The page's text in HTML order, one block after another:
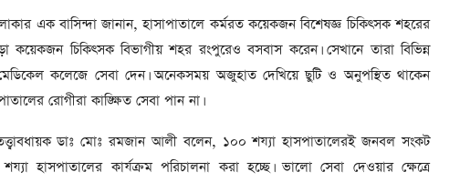
এক বাসিন্দা জানান, হাসাপাতালে কর্মরত কয়েকজন বিশেষজ্ঞ চিকিৎসক শহরের
কয়েকজন চিকিৎসক বিভাগীয় শহর রংপুরেও বসবাস করেন। সেখানে তারা বিভিন্ন
কলেজে সেবা দেন। অনেকসময় অজুহাত দেখিয়ে ছুটি ও অনুপস্থিত থাকেন
রোগীরা কাঙ্ক্ষিত সেবা পান না।
ডাঃ মোঃ রমজান আলী বলেন, ১০০ শয্যা হাসপাতালেরই জনবল সংকট
হাসপাতালের কার্যক্রম পরিচালনা করা হচ্ছে। ভালো সেবা দেওয়ার ক্ষেত্রে
আর্কাইভ থেকে
৫ বছর পর পর নির্বাচনি
সহিংসতার অভিঘাতে পর্যটন
খাত